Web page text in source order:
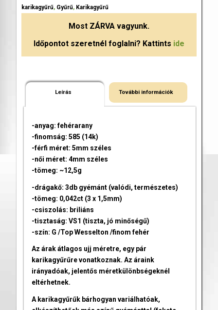
karikagyűrű, Gyűrű, Karikagyűrű
Most ZÁRVAvagyunk.
Időpontot szeretnél foglalni? Kattints ide
Leírás További információk
-anyag: fehérarany
-finomság: 585 (14k)
-férfi méret: 5mm széles
-női méret: 4mm széles
-tömeg: ~12,5g
-drágakő: 3db gyémánt (valódi, természetes)
-tömeg: 0,042ct (3 x 1,5mm)
-csiszolás: briliáns
-tisztaság: VS1 (tiszta, jó minőségű)
-szín: G /Top Wesselton /finom fehér
Az árak átlagos ujj méretre, egy pár
karikagyűrűre vonatkoznak. Az áraink
irányadóak, jelentős méretkülönbségeknél
eltérhetnek.
A karikagyűrűk bárhogyan variálhatóak,